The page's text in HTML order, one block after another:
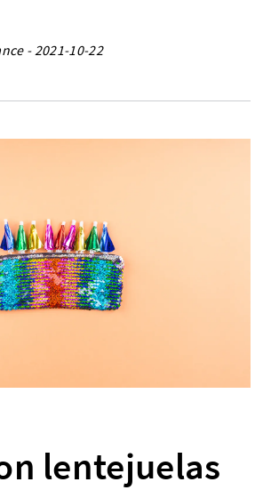
- 2021-10-22
lentejuelas